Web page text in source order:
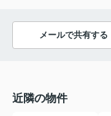
メールで共有する
近隣の物件